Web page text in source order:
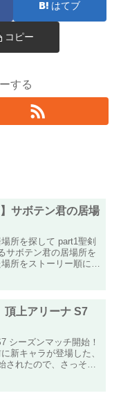
はてブ
コピー
する
】サボテン君の居場
所を探して part1聖剣
サボテン君の居場所を
所をストーリー順に掲
頂上アリーナ S7
シーズンマッチ開始！
新キャラが登場した、
されたので、さっそく